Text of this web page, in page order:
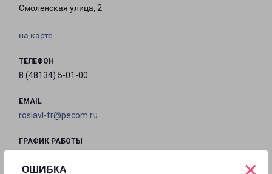
ОШИБКА
Смоленская улица, 2
на карте
ТЕЛЕФОН
8 (48134) 5-01-00
EMAIL
roslavl-fr@pecom.ru
ГРАФИК РАБОТЫ